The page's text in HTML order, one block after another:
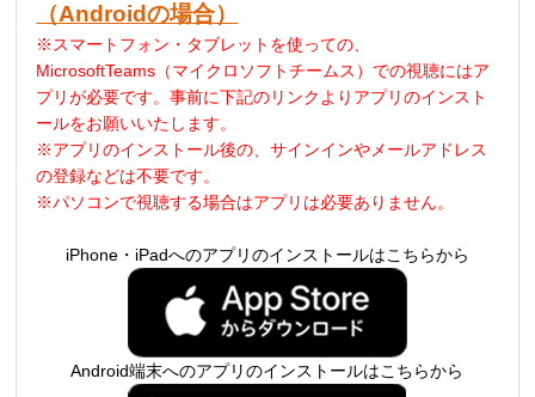
（Androidの場合）
※スマートフォン・タブレットを使っての、
MicrosoftTeams（マイクロソフトチームス）での視聴にはア
プリが必要です。事前に下記のリンクよりアプリのインスト
ールをお願いいたします。
※アプリのインストール後の、サインインやメールアドレス
の登録などは不要です。
※パソコンで視聴する場合はアプリは必要ありません。
iPhone・iPadへのアプリのインストールはこちらから
Android端末へのアプリのインストールはこちらから